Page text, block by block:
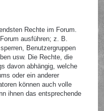
Rechte im Forum.
ausführen; z. B.
Benutzergruppen
usw. Die Rechte, die
davon abhängig, welche
oder ein anderer
können auch volle
ihnen das entsprechende